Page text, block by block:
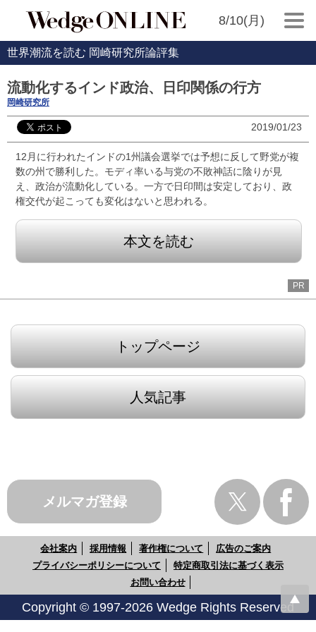
8/10(月)
世界潮流を読む 岡崎研究所論評集
流動化するインド政治、日印関係の行方
岡崎研究所
2019/01/23
12月に行われたインドの1州議会選挙では予想に反して野党が複
数の州で勝利した。モディ率いる与党の不敗神話に陰りが見
え、政治が流動化している。一方で日印間は安定しており、政
権交代が起こっても変化はないと思われる。
本文を読む
PR
トップページ
人気記事
メルマガ登録
会社案内 採用情報 著作権について
広告のご案内
プライバシーポリシーについて
特定商取引法に基づく表示
お問い合わせ
Copyright © 1997-2026 Wedge Rights Reserved